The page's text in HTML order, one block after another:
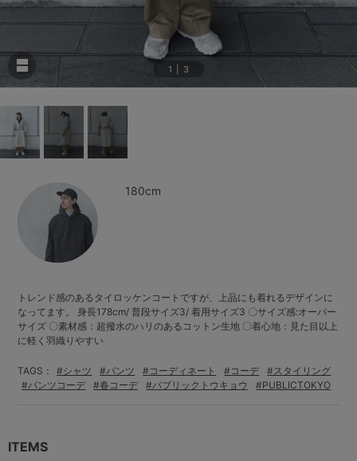
1 3
180cm
トレンド感のあるタイロッケンコートですが、上品にも着れるデザインに
なってます。 身長178cm/ 普段サイズ3/ 着用サイズ3 〇サイズ感:オーバー
サイズ 〇素材感：超撥水のハリのあるコットン生地 〇着心地：見た目以上
に軽く羽織りやすい
TAGS： #シャツ #パンツ #コーディネート #コーデ
#スタイリング
#パンツコーデ
#春コーデ #パブリックトウキョウ #PUBLICTOKYO
ITEMS